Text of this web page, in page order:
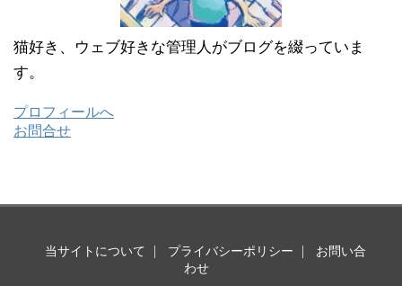
猫好き、ウェブ好きな管理人がブログを綴っていま
す。
プロフィールへ
お問合せ
当サイトについて プライバシーポリシー
お問い合
わせ